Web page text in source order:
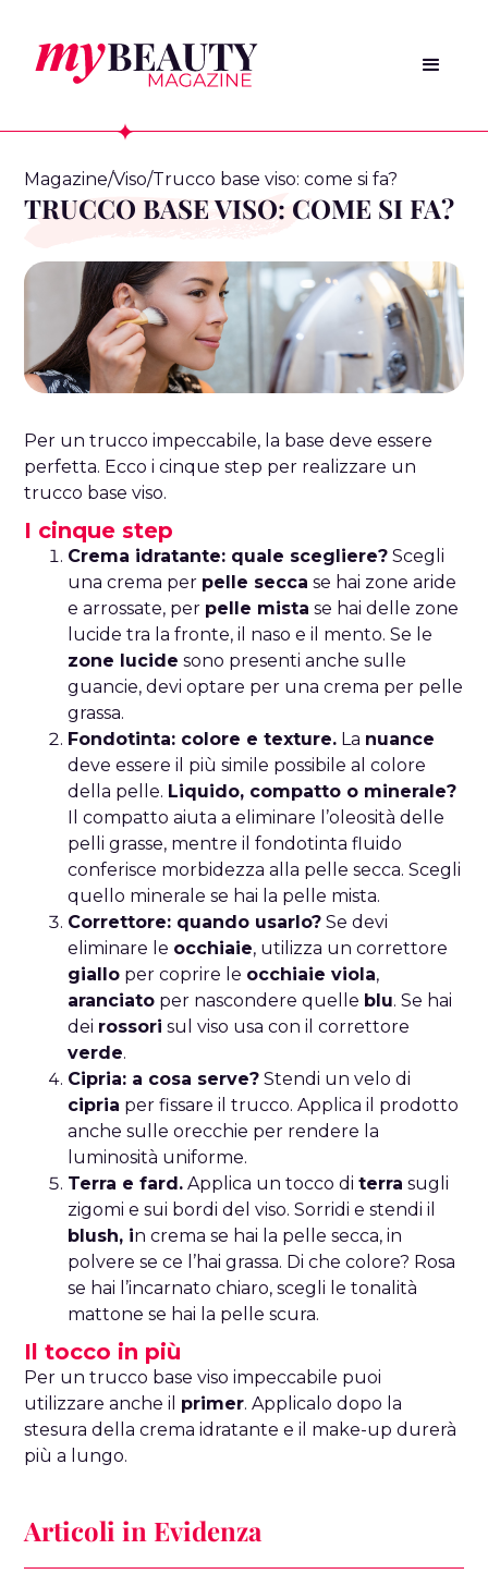
Magazine/Viso/Trucco base viso: come si fa?
TRUCCO BASE VISO: COME SI FA?
Per un trucco impeccabile, la base deve essere
perfetta. Ecco i cinque step per realizzare un
trucco base viso.
I cinque step
Crema idratante: quale scegliere? Scegli
una crema per pelle secca se hai zone aride
e arrossate, per pelle mista se hai delle zone
lucide tra la fronte, il naso e il mento. Se le
zone lucide sono presenti anche sulle
guancie, devi optare per una crema per pelle
grassa.
Fondotinta: colore e texture. La nuance
deve essere il più simile possibile al colore
della pelle. Liquido, compatto o minerale?
Il compatto aiuta a eliminare l’oleosità delle
pelli grasse, mentre il fondotinta fluido
conferisce morbidezza alla pelle secca. Scegli
quello minerale se hai la pelle mista.
Correttore: quando usarlo? Se devi
eliminare le occhiaie, utilizza un correttore
giallo per coprire le occhiaie viola,
aranciato per nascondere quelle blu. Se hai
dei rossori sul viso usa con il correttore
verde.
Cipria: a cosa serve? Stendi un velo di
cipria per fissare il trucco. Applica il prodotto
anche sulle orecchie per rendere la
luminosità uniforme.
Terra e fard. Applica un tocco diterra sugli
zigomi e sui bordi del viso. Sorridi e stendi il
blush, in crema se hai la pelle secca, in
polvere se ce l’hai grassa. Di che colore? Rosa
se hai l’incarnato chiaro, scegli le tonalità
mattone se hai la pelle scura.
Il tocco in più
Per un trucco base viso impeccabile puoi
utilizzare anche il primer. Applicalo dopo la
stesura della crema idratante e il make-up durerà
più a lungo.
Articoli in Evidenza